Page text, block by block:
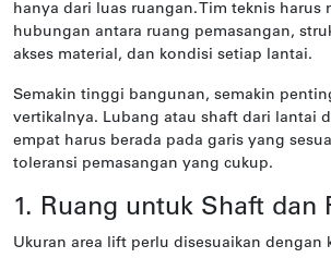
hanya dari luas ruangan. Tim teknis harus
hubungan antara ruang pemasangan,
akses material, dan kondisi setiap lantai.
Semakin tinggi bangunan, semakin
vertikalnya. Lubang atau shaft dari lantai
empat harus berada pada garis yang
toleransi pemasangan yang cukup.
1. Ruang untuk Shaft dan
Ukuran area lift perlu disesuaikan dengan